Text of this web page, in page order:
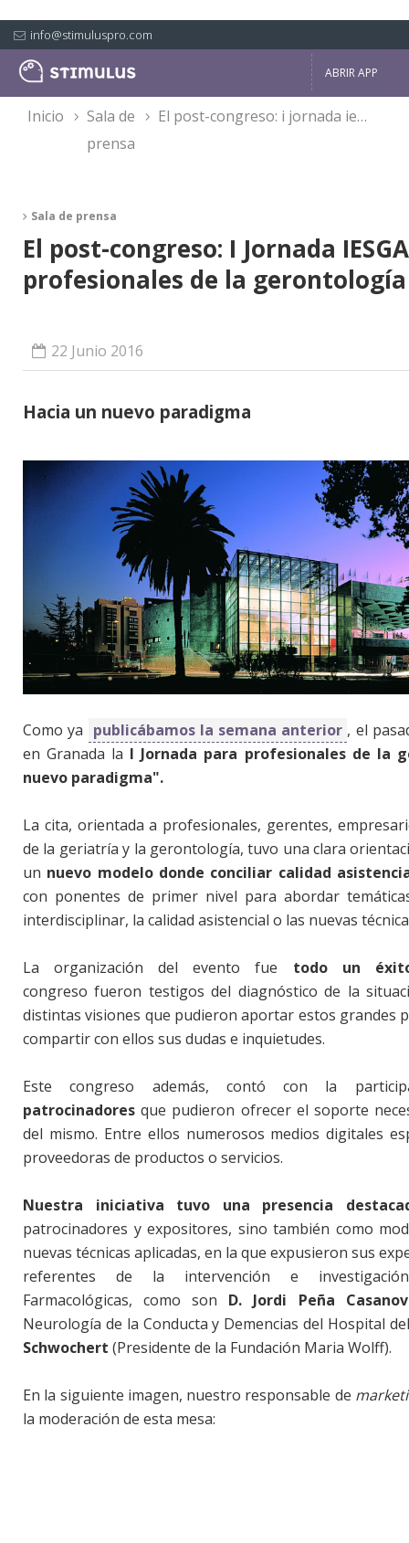
info@stimuluspro.com
ABRIR APP
inicio
sala de
prensa
el post-congreso: i jornada iesga para profesionales de la gerontología
El post-congreso: I Jornada
profesionales de la gerontología
22 Junio 2016
Hacia un nuevo paradigma
Como ya publicábamos la semana anterior , el
en Granada la I Jornada para profesionales de la
nuevo paradigma".
La cita, orientada a profesionales, gerentes,
de la geriatría y la gerontología, tuvo una clara
un nuevo modelo donde conciliar calidad
con ponentes de primer nivel para abordar
interdisciplinar, la calidad asistencial o las nuevas
La organización del evento fue todo un
congreso fueron testigos del diagnóstico de la
distintas visiones que pudieron aportar estos grandes
compartir con ellos sus dudas e inquietudes.
Este congreso además, contó con la
patrocinadores que pudieron ofrecer el soporte
del mismo. Entre ellos numerosos medios digitales
proveedoras de productos o servicios.
Nuestra iniciativa tuvo una presencia
patrocinadores y expositores, sino también como
nuevas técnicas aplicadas, en la que expusieron sus
referentes de la intervención e
Farmacológicas, como son D. Jordi Peña
Neurología de la Conducta y Demencias del Hospital
Schwochert (Presidente de la Fundación Maria Wolff).
En la siguiente imagen, nuestro responsable de
la moderación de esta mesa:
Sala de prensa